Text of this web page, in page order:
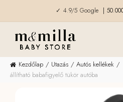
✓ 4.9/5 Google |
Kezdőlap Utazás Autós kellékek
állítható babafigyelő tükör autóba